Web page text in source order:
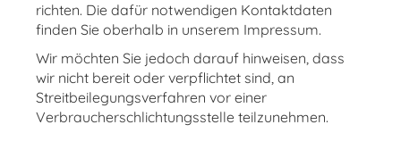
richten. Die dafür notwendigen Kontaktdaten
finden Sie oberhalb in unserem Impressum.
Wir möchten Sie jedoch darauf hinweisen, dass
wir nicht bereit oder verpflichtet sind, an
Streitbeilegungsverfahren vor einer
Verbraucherschlichtungsstelle teilzunehmen.